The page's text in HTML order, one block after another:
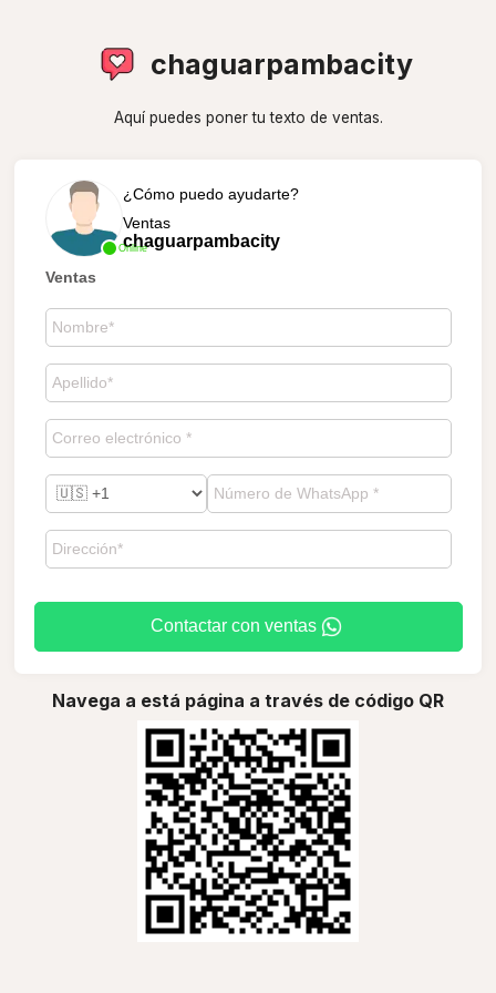
chaguarpambacity
Aquí puedes poner tu texto de ventas.
Online
¿Cómo puedo ayudarte?
Ventas
chaguarpambacity
Ventas
Contactar con ventas
Navega a está página a través de código QR